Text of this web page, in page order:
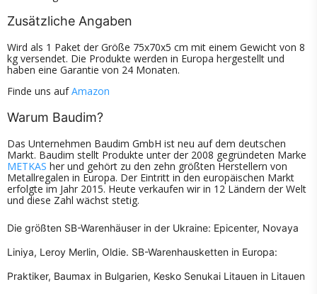
Zusätzliche Angaben
Wird als 1 Paket der Größe 75x70x5 cm mit einem Gewicht von 8
kg versendet. Die Produkte werden in Europa hergestellt und
haben eine Garantie von 24 Monaten.
Finde uns aufAmazon
Warum Baudim?
Das Unternehmen Baudim GmbH ist neu auf dem deutschen
Markt. Baudim stellt Produkte unter der 2008 gegründeten Marke
METKAS her und gehört zu den zehn größten Herstellern von
Metallregalen in Europa. Der Eintritt in den europäischen Markt
erfolgte im Jahr 2015. Heute verkaufen wir in 12 Ländern der Welt
und diese Zahl wächst stetig.
Die größten SB-Warenhäuser in der Ukraine: Epicenter, Novaya
Liniya, Leroy Merlin, Oldie. SB-Warenhausketten in Europa:
Praktiker, Baumax in Bulgarien, Kesko Senukai Litauen in Litauen